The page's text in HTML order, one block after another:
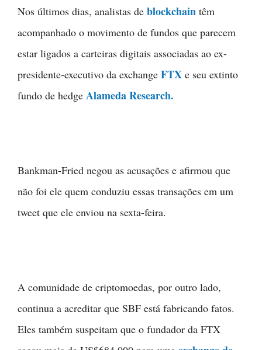
Nos últimos dias, analistas de blockchain têm
acompanhado o movimento de fundos que parecem
estar ligados a carteiras digitais associadas ao ex-
presidente-executivo da exchange FTX e seu extinto
fundo de hedge Alameda Research.
Bankman-Fried negou as acusações e afirmou que
não foi ele quem conduziu essas transações em um
tweet que ele enviou na sexta-feira.
A comunidade de criptomoedas, por outro lado,
continua a acreditar que SBF está fabricando fatos.
Eles também suspeitam que o fundador da FTX